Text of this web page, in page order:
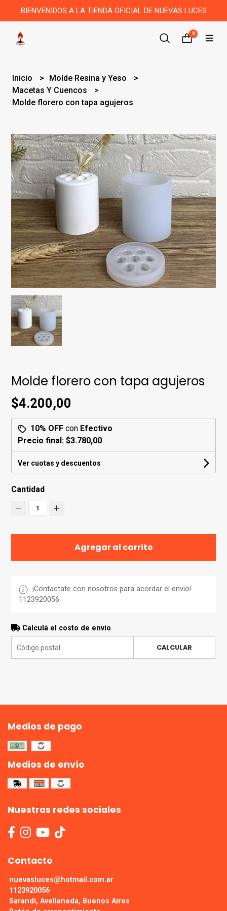
BIENVENIDOS A LA TIENDA OFICIAL DE NUEVAS LUCES
0
Inicio
Molde Resina y Yeso
Macetas Y Cuencos
Molde florero con tapa agujeros
Molde florero con tapa agujeros
$4.200,00
10% OFF con Efectivo
Precio final:$3.780,00
Ver cuotas y descuentos
Cantidad
1
Agregar al carrito
¡Contactate con nosotros para acordar el envio!
1123920056
Calculá el costo de envío
CALCULAR
Medios de pago
Medios de envío
Nuestras redes sociales
Contacto
nuevasluces@hotmail.com.ar
1123920056
Sarandi, Avellaneda, Buenos Aires